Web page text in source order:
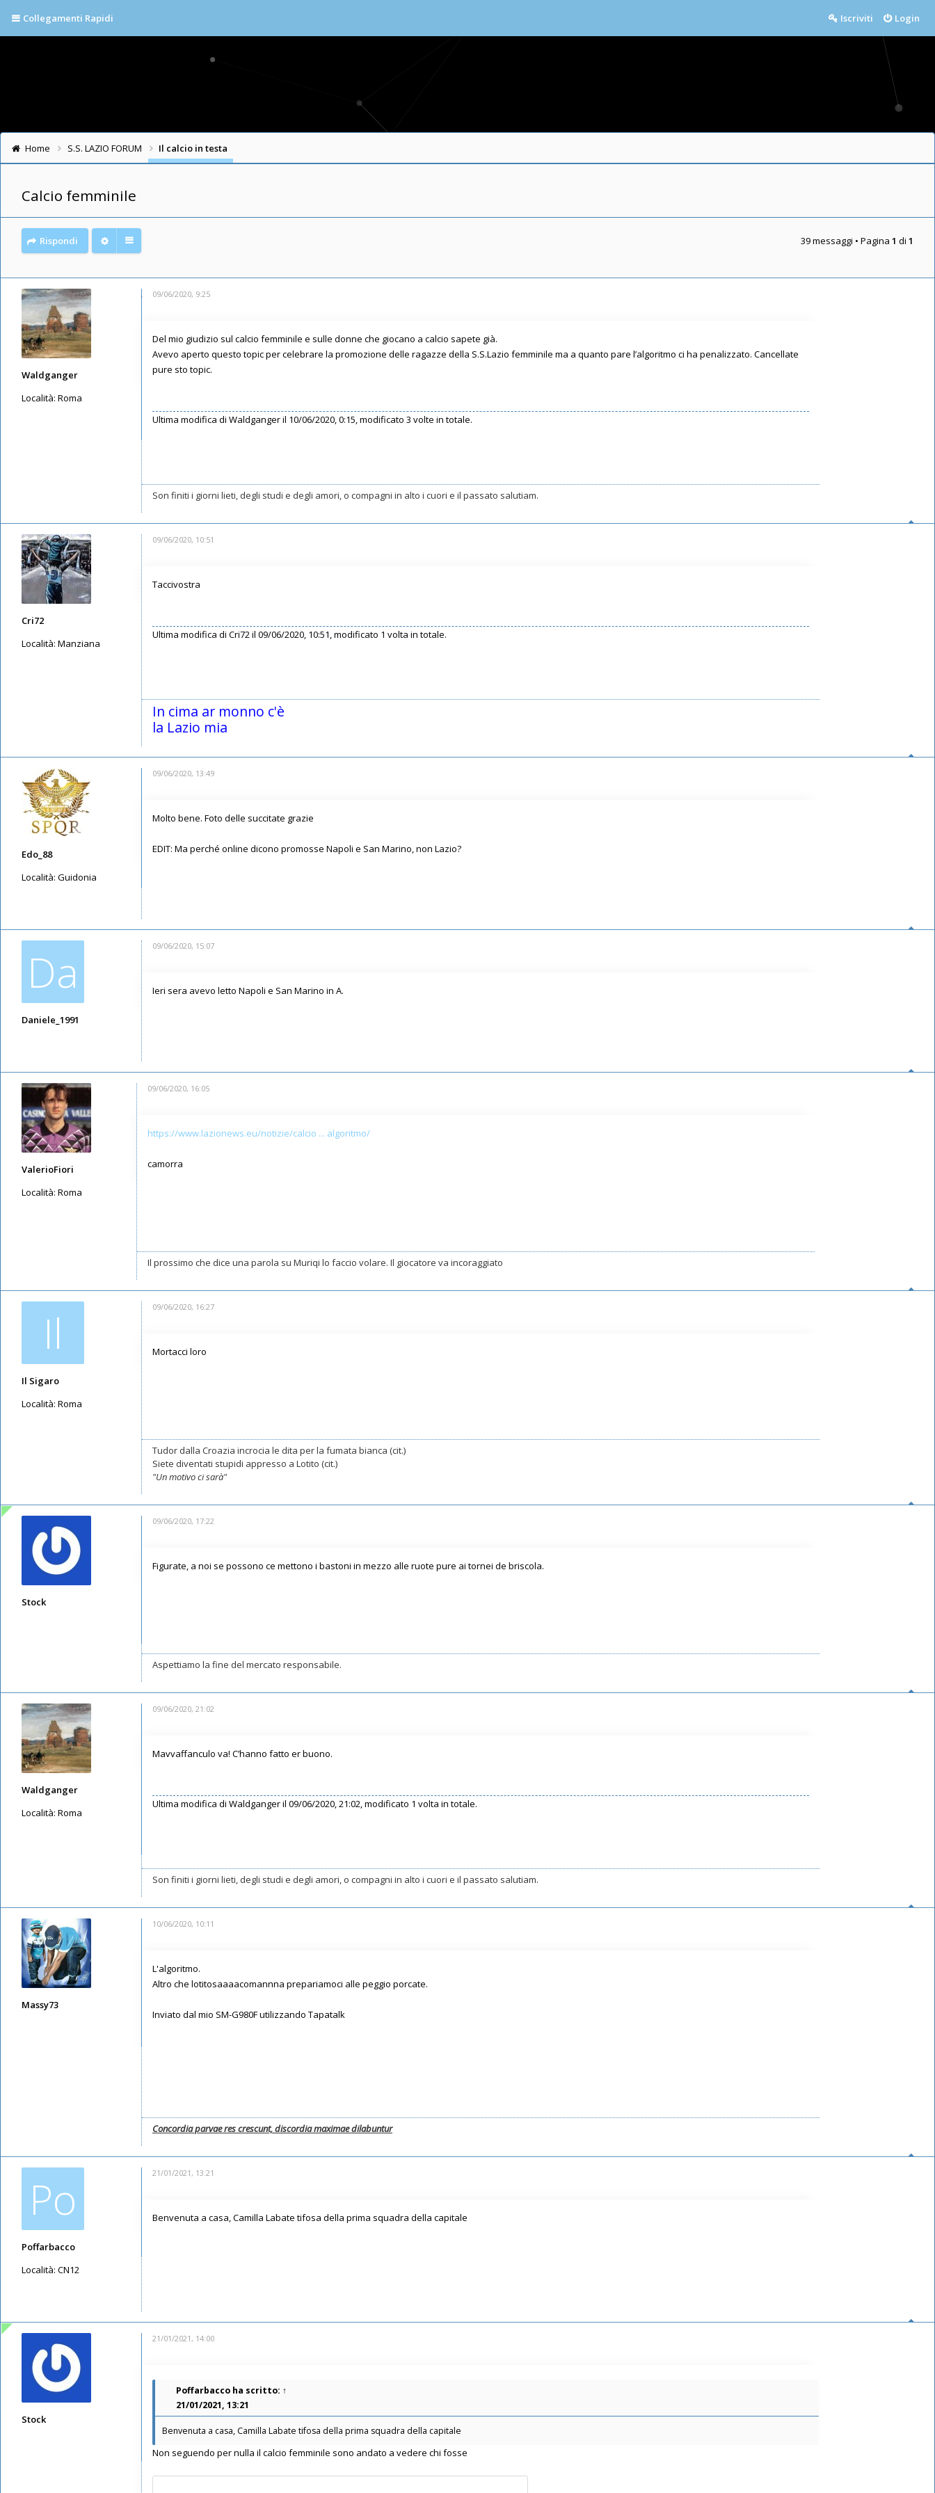
Collegamenti Rapidi Login
Iscriviti
Home S.S. LAZIO FORUM Il calcio in testa
Calcio femminile
Rispondi 39 messaggi • Pagina 1 di 1
Waldganger
Località: Roma
09/06/2020, 9:25
Del mio giudizio sul calcio femminile e sulle donne che giocano a calcio sapete già.
Avevo aperto questo topic per celebrare la promozione delle ragazze della S.S.Lazio femminile ma a quanto pare l’algoritmo ci ha penalizzato. Cancellate
pure sto topic.
Ultima modifica di Waldgangeril 10/06/2020, 0:15, modificato 3 volte in totale.
Son finiti i giorni lieti, degli studi e degli amori, o compagni in alto i cuori e il passato salutiam.
Cri72
Località: Manziana
09/06/2020, 10:51
Taccivostra
Ultima modifica di Cri72il 09/06/2020, 10:51, modificato 1 volta in totale.
In cima ar monno c'è
la Lazio mia
Edo_88
Località: Guidonia
09/06/2020, 13:49
Molto bene. Foto delle succitate grazie
EDIT: Ma perché online dicono promosse Napoli e San Marino, non Lazio?
Da
Daniele_1991
09/06/2020, 15:07
Ieri sera avevo letto Napoli e San Marino in A.
ValerioFiori
Località: Roma
09/06/2020, 16:05
https://www.lazionews.eu/notizie/calcio ... algoritmo/
camorra
Il prossimo che dice una parola su Muriqi lo faccio volare. Il giocatore va incoraggiato
Il
Il Sigaro
Località: Roma
09/06/2020, 16:27
Mortacci loro
Tudor dalla Croazia incrocia le dita per la fumata bianca (cit.)
Siete diventati stupidi appresso a Lotito (cit.)
"Un motivo ci sarà"
Stock
09/06/2020, 17:22
Figurate, a noi se possono ce mettono i bastoni in mezzo alle ruote pure ai tornei de briscola.
Aspettiamo la fine del mercato responsabile.
Waldganger
Località: Roma
09/06/2020, 21:02
Mavvaffanculo va! C’hanno fatto er buono.
Ultima modifica di Waldgangeril 09/06/2020, 21:02, modificato 1 volta in totale.
Son finiti i giorni lieti, degli studi e degli amori, o compagni in alto i cuori e il passato salutiam.
Massy73
10/06/2020, 10:11
L'algoritmo.
Altro che lotitosaaaacomannna prepariamoci alle peggio porcate.
Inviato dal mio SM-G980F utilizzando Tapatalk
Concordia parvae res crescunt, discordia maximae dilabuntur
Po
Poffarbacco
Località: CN12
21/01/2021, 13:21
Benvenuta a casa, Camilla Labate tifosa della prima squadra della capitale
Stock
21/01/2021, 14:00
Poffarbacco ha scritto: ↑
21/01/2021, 13:21
Benvenuta a casa, Camilla Labate tifosa della prima squadra della capitale
Non seguendo per nulla il calcio femminile sono andato a vedere chi fosse